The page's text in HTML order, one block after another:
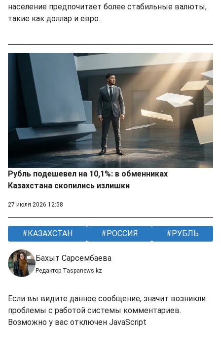
население предпочитает более стабильные валюты,
такие как доллар и евро.
Рубль подешевел на 10,1%: в обменниках
Казахстана скопились излишки
27 июля 2026 12:58
КАЗАХСТАН РОССИЯ РУБЛЬ
Бахыт Сарсембаева
Редактор Taspanews.kz
Если вы видите данное сообщение, значит возникли
проблемы с работой системы комментариев.
Возможно у вас отключен JavaScript